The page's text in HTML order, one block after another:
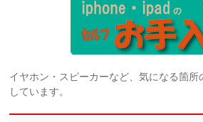
イヤホン・スピーカーなど、気になる箇所
しています。